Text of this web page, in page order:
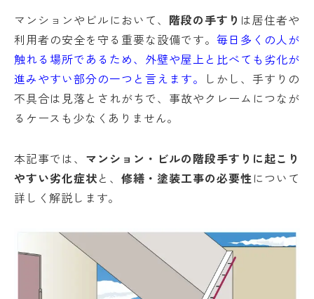
マンションやビルにおいて、 階段の手すり は居住者や
利用者の安全を守る重要な設備です。毎日多くの人が
触れる場所であるため、外壁や屋上と比べても劣化が
進みやすい部分の一つと言えます。
しかし、手すりの
不具合は見落とされがちで、事故やクレームにつなが
るケースも少なくありません。
本記事では、 マンション・ビルの階段手すりに起こり
やすい劣化症状と、修繕・塗装工事の必要性について
詳しく解説します。